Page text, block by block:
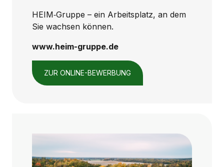
HEIM‑Gruppe – ein Arbeitsplatz, an dem
Sie wachsen können.
www.heim-gruppe.de
ZUR ONLINE-BEWERBUNG